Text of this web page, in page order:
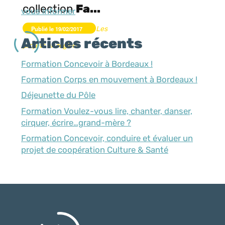
collectionFa...
Publié le 19/02/2017
Les
projets en région
vous informer
Articles récents
Formation Concevoir à Bordeaux !
Formation Corps en mouvement à Bordeaux !
Déjeunette du Pôle
Formation Voulez-vous lire, chanter, danser,
cirquer, écrire…grand-mère ?
Formation Concevoir, conduire et évaluer un
projet de coopération Culture & Santé